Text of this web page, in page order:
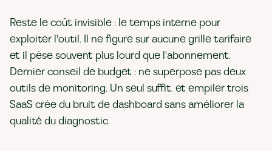
Reste le coût invisible : le temps interne pour
exploiter l'outil. Il ne figure sur aucune grille tarifaire
et il pèse souvent plus lourd que l'abonnement.
Dernier conseil de budget : ne superpose pas deux
outils de monitoring. Un seul suffit, et empiler trois
SaaS crée du bruit de dashboard sans améliorer la
qualité du diagnostic.